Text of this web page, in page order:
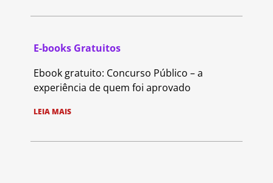
E-books Gratuitos
Ebook gratuito: Concurso Público – a
experiência de quem foi aprovado
LEIA MAIS